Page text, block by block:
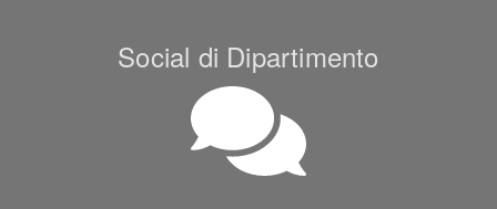
Social di Dipartimento